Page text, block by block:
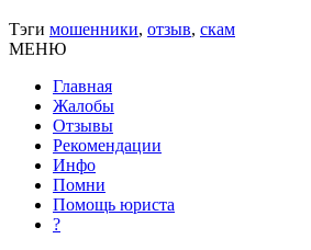
Тэги мошенники, отзыв, скам
МЕНЮ
Главная
Жалобы
Отзывы
Рекомендации
Инфо
Помни
Помощь юриста
?